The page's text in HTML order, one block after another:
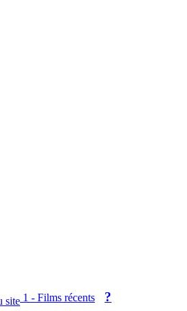
1 - Films récents ?